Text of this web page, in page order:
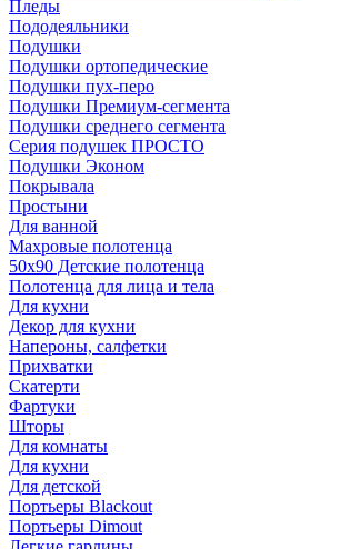
Пледы
Пододеяльники
Подушки
Подушки ортопедические
Подушки пух-перо
Подушки Премиум-сегмента
Подушки среднего сегмента
Серия подушек ПРОСТО
Подушки Эконом
Покрывала
Простыни
Для ванной
Махровые полотенца
50х90 Детские полотенца
Полотенца для лица и тела
Для кухни
Декор для кухни
Напероны, салфетки
Прихватки
Скатерти
Фартуки
Шторы
Для комнаты
Для кухни
Для детской
Портьеры Blackout
Портьеры Dimout